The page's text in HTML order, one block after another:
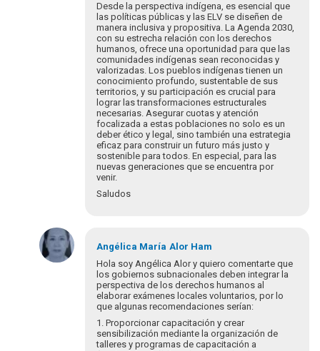
Desde la perspectiva indígena, es esencial que
las políticas públicas y las ELV se diseñen de
manera inclusiva y propositiva. La Agenda 2030,
con su estrecha relación con los derechos
humanos, ofrece una oportunidad para que las
comunidades indígenas sean reconocidas y
valorizadas. Los pueblos indígenas tienen un
conocimiento profundo, sustentable de sus
territorios, y su participación es crucial para
lograr las transformaciones estructurales
necesarias. Asegurar cuotas y atención
focalizada a estas poblaciones no solo es un
deber ético y legal, sino también una estrategia
eficaz para construir un futuro más justo y
sostenible para todos. En especial, para las
nuevas generaciones que se encuentra por
venir.
Saludos
En
respuesta
a
¡Bienvenidos
bienvenidas
Angélica María Alor Ham
Hola soy Angélica Alor y quiero comentarte que
los gobiernos subnacionales deben integrar la
perspectiva de los derechos humanos al
elaborar exámenes locales voluntarios, por lo
que algunas recomendaciones serían:
1. Proporcionar capacitación y crear
sensibilización mediante la organización de
talleres y programas de capacitación a